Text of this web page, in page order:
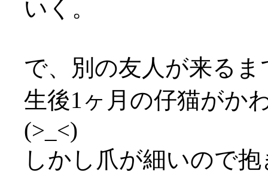
いく。
で、別の友人が来る
生後1ヶ月の仔猫がか
(>_<)
しかし爪が細いので